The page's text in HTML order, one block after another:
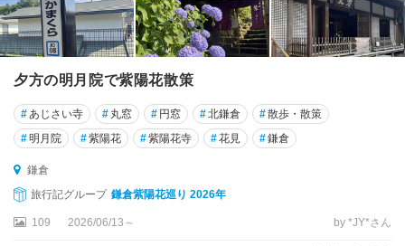
三
浦
半
鎌
倉
・
南
鎌
夕方の明月院で紫陽花散策
#あじさい寺 # 丸窓 # 円窓 #北鎌倉 #散歩・散策
#明月院 #紫陽花 #紫陽花寺 #花見 #鎌倉
鎌倉
旅行記グループ 鎌倉紫陽花巡り 2026年
109 2026/06/13～ by *JY*さん